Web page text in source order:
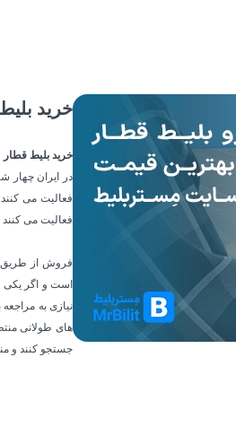
خرید
خرید بلیط قطار
در ایران چهار
فعالیت می
فعالیت می
فروش
است و اگر یکی
نیازی به
های طولانی
جستجو کنند و